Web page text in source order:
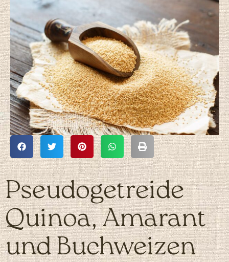
Pseudogetreide
Quinoa, Amarant
und Buchweizen